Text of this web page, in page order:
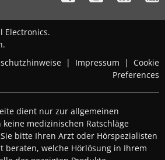
Electronics.
| Impressum | Cookie
Preferences
dient nur zur allgemeinen
medizinischen Ratschläge
bitte Ihren Arzt oder Hörspezialisten
beraten, welche Hörlösung in Ihrem